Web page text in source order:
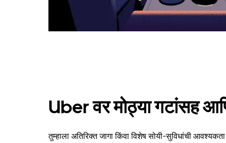
Uber वर मोठ्या गटांसह
तुम्हाला अतिरिक्त जागा किंवा विशेष सोयी-सुविधांची